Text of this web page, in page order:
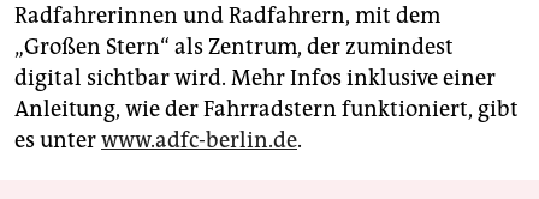
Radfahrerinnen und Radfahrern, mit dem
„Großen Stern“ als Zentrum, der zumindest
digital sichtbar wird. Mehr Infos inklusive einer
Anleitung, wie der Fahrradstern funktioniert, gibt
es unterwww.adfc-berlin.de.